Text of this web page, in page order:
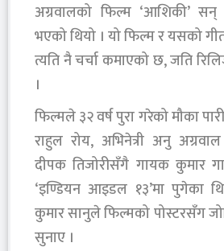
अग्रवालको फिल्म ‘आशिकी’
भएको थियो । यो फिल्म र यसको
त्यति नै चर्चा कमाएको छ, जति
।
फिल्मले ३२ वर्ष पुरा गरेको मौका
राहुल रोय, अभिनेत्री अनु
दीपक तिजोरीसँगै गायक कुमार
‘इण्डियन आइडल १३’मा पुगेका
कुमार सानुले फिल्मको पोस्टरसँग
सुनाए ।